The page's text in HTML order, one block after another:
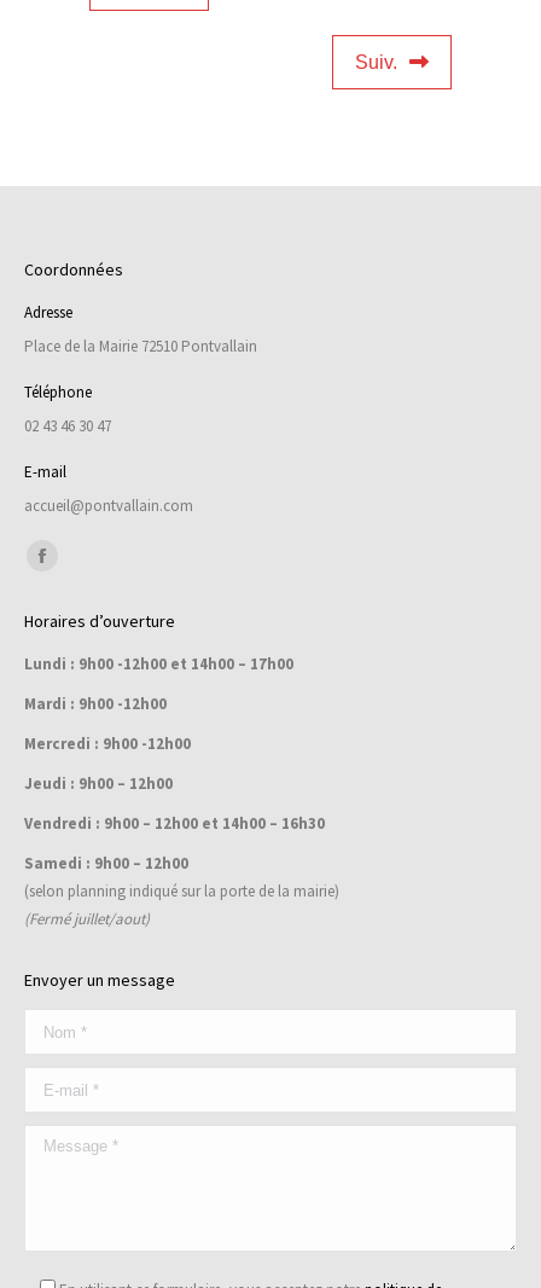
Suiv.
Coordonnées
Adresse
Place de la Mairie 72510 Pontvallain
Téléphone
02 43 46 30 47
E-mail
accueil@pontvallain.com
Trouvez nous sur :
opens
in
new
Horaires d’ouverture
Lundi : 9h00 -12h00 et 14h00 – 17h00
Mardi : 9h00 -12h00
Mercredi : 9h00 -12h00
Jeudi : 9h00 – 12h00
Vendredi : 9h00 – 12h00 et 14h00 – 16h30
Samedi : 9h00 – 12h00
(selon planning indiqué sur la porte de la mairie)
(Fermé juillet/aout)
Envoyer un message